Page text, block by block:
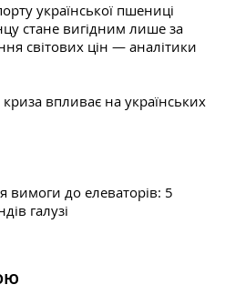
української пшениці
стане вигідним лише за
світових цін — аналітики
криза впливає на українських
вимоги до елеваторів: 5
галузі